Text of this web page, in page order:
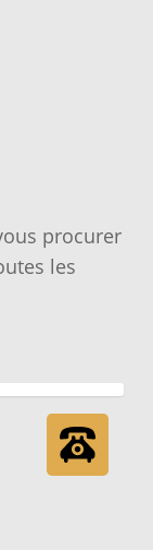
vous
site…
procurer
les